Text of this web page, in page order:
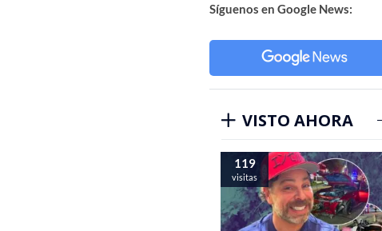
Síguenos en Google News:
VISTO AHORA
119
visitas